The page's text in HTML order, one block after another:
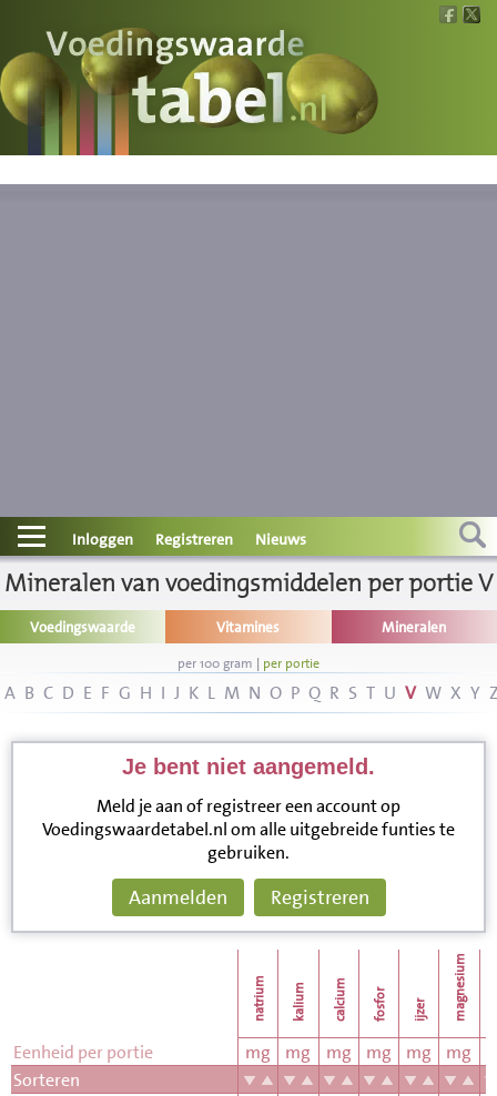
Voedingswaarde
Wat is wat?
Contact
Informatie
Disclaimer
Inloggen Registreren Nieuws
Mineralen van voedingsmiddelen per portie V
Voedingswaarde Vitamines Mineralen
per 100 gram | per portie
A B C D E F G H I J K L M N O P Q R S T U V W X Y
Je bent niet aangemeld.
Meld je aan of registreer een account op
Voedingswaardetabel.nl om alle uitgebreide funties te
gebruiken.
Aanmelden Registreren
natrium kalium calcium fosfor ijzer magnesium
Eenheid per portie mg mg mg mg mg mg
Sorteren